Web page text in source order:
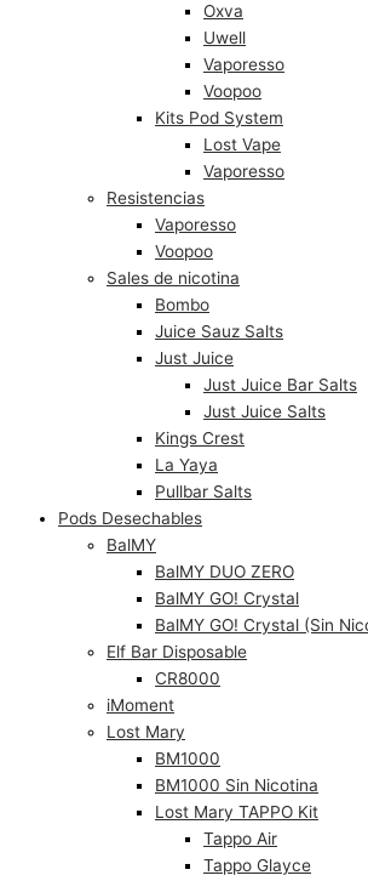
Oxva
Uwell
Vaporesso
Voopoo
Kits Pod System
Lost Vape
Vaporesso
Resistencias
Vaporesso
Voopoo
Sales de nicotina
Bombo
Juice Sauz Salts
Just Juice
Just Juice Bar Salts
Just Juice Salts
Kings Crest
La Yaya
Pullbar Salts
Pods Desechables
BalMY
BalMY DUO ZERO
BalMY GO! Crystal
BalMY GO! Crystal (Sin
Elf Bar Disposable
CR8000
iMoment
Lost Mary
BM1000
BM1000 Sin Nicotina
Lost Mary TAPPO Kit
Tappo Air
Tappo Glayce